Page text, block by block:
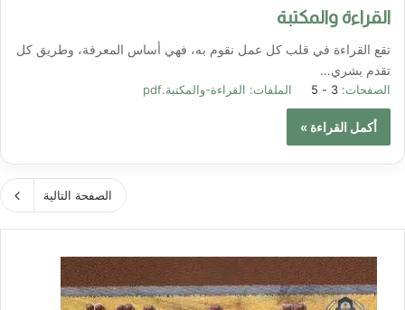
القراءة والمكتبة
تقع القراءة في قلب كل عمل نقوم به، فهي أساس المعرفة، وطريق كل
تقدم بشري…
الصفحات: 3 - 5 الملفات: القراءة-والمكتبة.pdf
أكمل القراءة »
الصفحة التالية